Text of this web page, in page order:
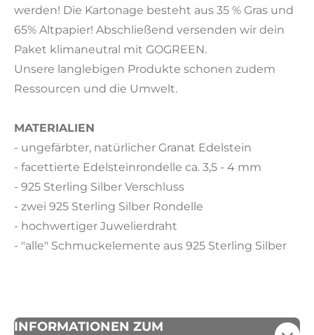
werden! Die Kartonage besteht aus 35 % Gras und
65% Altpapier! Abschließend versenden wir dein
Paket klimaneutral mit GOGREEN.
Unsere langlebigen Produkte schonen zudem
Ressourcen und die Umwelt.
MATERIALIEN
- ungefärbter, natürlicher Granat Edelstein
- facettierte Edelsteinrondelle ca. 3,5 - 4 mm
- 925 Sterling Silber Verschluss
- zwei 925 Sterling Silber Rondelle
- hochwertiger Juwelierdraht
- "alle" Schmuckelemente aus 925 Sterling Silber
INFORMATIONEN ZUM